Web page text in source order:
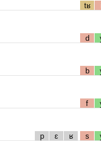
tʁ
d
b
f
p ɛ ʁ s